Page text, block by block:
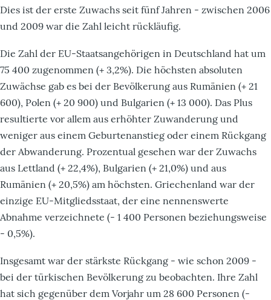
Dies ist der erste Zuwachs seit fünf Jahren - zwischen 2006
und 2009 war die Zahl leicht rückläufig.
Die Zahl der EU-Staatsangehörigen in Deutschland hat um
75 400 zugenommen (+ 3,2%). Die höchsten absoluten
Zuwächse gab es bei der Bevölkerung aus Rumänien (+ 21
600), Polen (+ 20 900) und Bulgarien (+ 13 000). Das Plus
resultierte vor allem aus erhöhter Zuwanderung und
weniger aus einem Geburtenanstieg oder einem Rückgang
der Abwanderung. Prozentual gesehen war der Zuwachs
aus Lettland (+ 22,4%), Bulgarien (+ 21,0%) und aus
Rumänien (+ 20,5%) am höchsten. Griechenland war der
einzige EU-Mitgliedsstaat, der eine nennenswerte
Abnahme verzeichnete (- 1 400 Personen beziehungsweise
- 0,5%).
Insgesamt war der stärkste Rückgang - wie schon 2009 -
bei der türkischen Bevölkerung zu beobachten. Ihre Zahl
hat sich gegenüber dem Vorjahr um 28 600 Personen (-